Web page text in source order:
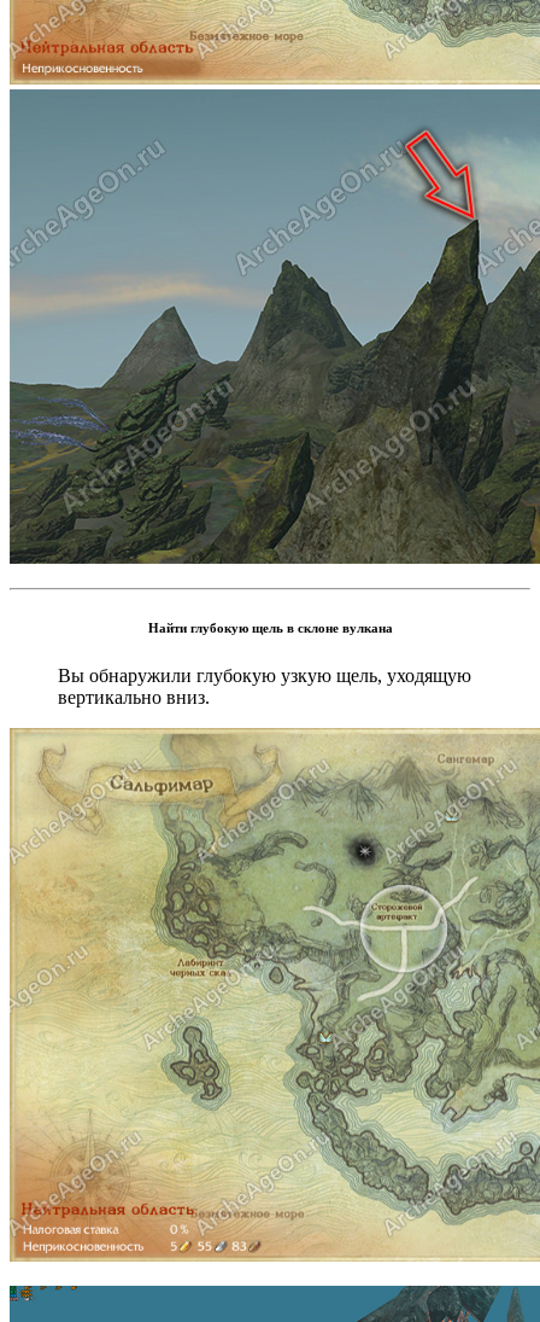
Найти глубокую щель в склоне вулкана
Вы обнаружили глубокую узкую щель, уходящую
вертикально вниз.